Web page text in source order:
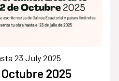
23 July 2025
2025